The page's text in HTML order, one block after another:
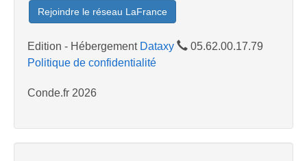
Rejoindre le réseau LaFrance
Edition - Hébergement Dataxy
05.62.00.17.79
Politique de confidentialité
Conde.fr 2026